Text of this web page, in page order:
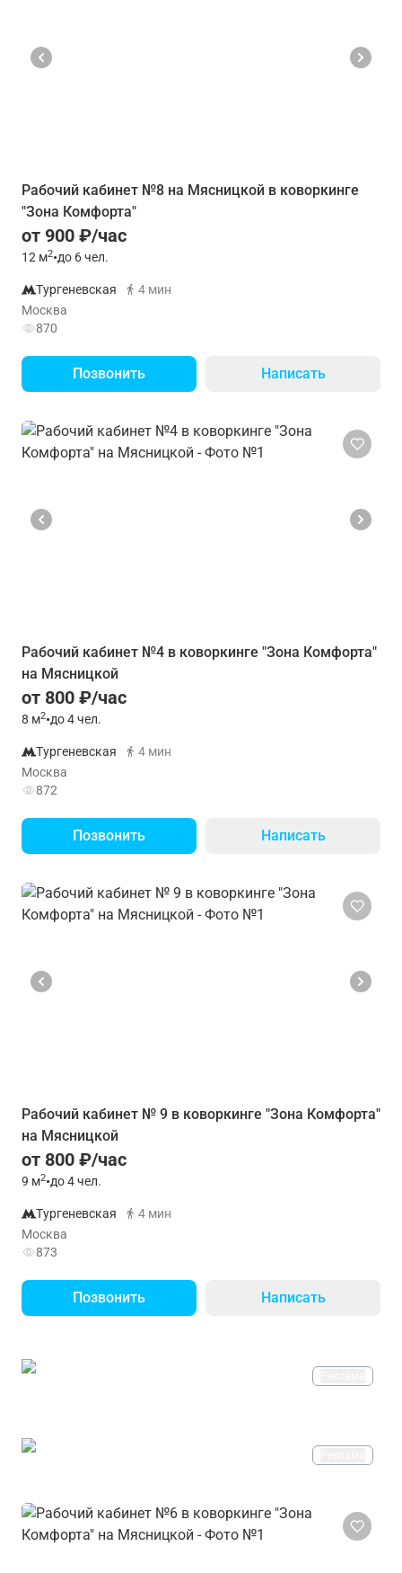
Рабочий кабинет №8 на Мясницкой в коворкинге
"Зона Комфорта"
от 900 ₽/час
12 м2•до 6 чел.
Тургеневская
4 мин
Москва
870
Позвонить Написать
Рабочий кабинет №4 в коворкинге "Зона Комфорта"
на Мясницкой
от 800 ₽/час
8 м2•до 4 чел.
Тургеневская
4 мин
Москва
872
Позвонить Написать
Рабочий кабинет № 9 в коворкинге "Зона Комфорта"
на Мясницкой
от 800 ₽/час
9 м2•до 4 чел.
Тургеневская
4 мин
Москва
873
Позвонить Написать